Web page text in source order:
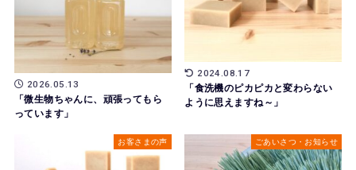
2026.05.13
「微生物ちゃんに、頑張ってもら
っています」
2024.08.17
「食洗機のピカピカと変わらない
ように思えますね～」
お客さまの声 ごあいさつ・お知らせ